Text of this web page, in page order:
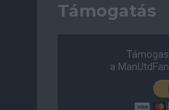
Támogatás
a